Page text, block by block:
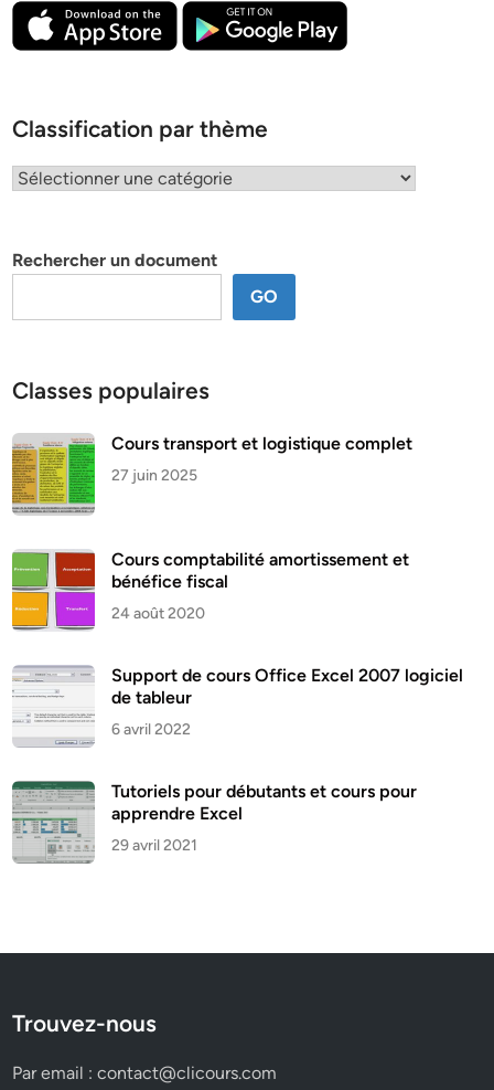
Classification par thème
Classification
Rechercher un document
GO
Classes populaires
Cours transport et logistique complet
27 juin 2025
Cours comptabilité amortissement et
bénéfice fiscal
24 août 2020
Support de cours Office Excel 2007 logiciel
de tableur
6 avril 2022
Tutoriels pour débutants et cours pour
apprendre Excel
29 avril 2021
Trouvez-nous
Par email :contact@clicours.com